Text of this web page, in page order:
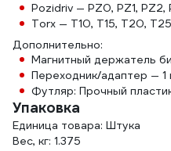
Pozidriv — PZ0, PZ1, PZ2,
Torx — T10, T15, T20,
Дополнительно:
Магнитный держатель
Переходник/адаптер —
Футляр: Прочный
Упаковка
Единица товара: Штука
Вес, кг: 1.375